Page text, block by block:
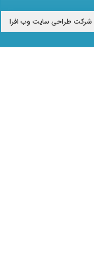
شرکت طراحی سایت وب افرا